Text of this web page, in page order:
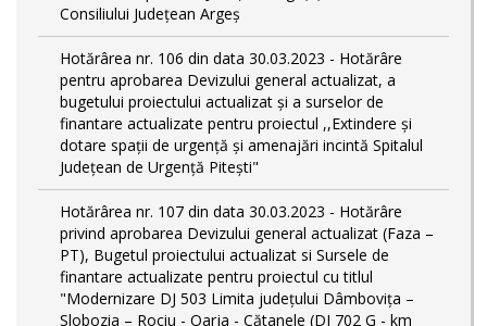
Consiliului Județean Argeș
Hotărârea nr. 106 din data 30.03.2023 - Hotărâre
pentru aprobarea Devizului general actualizat, a
bugetului proiectului actualizat și a surselor de
finantare actualizate pentru proiectul ,,Extindere și
dotare spații de urgență și amenajări incintă Spitalul
Județean de Urgență Pitești"
Hotărârea nr. 107 din data 30.03.2023 - Hotărâre
privind aprobarea Devizului general actualizat (Faza –
PT), Bugetul proiectului actualizat si Sursele de
finantare actualizate pentru proiectul cu titlul
"Modernizare DJ 503 Limita județului Dâmbovița –
Slobozia – Rociu - Oarja - Cătanele (DJ 702 G - km